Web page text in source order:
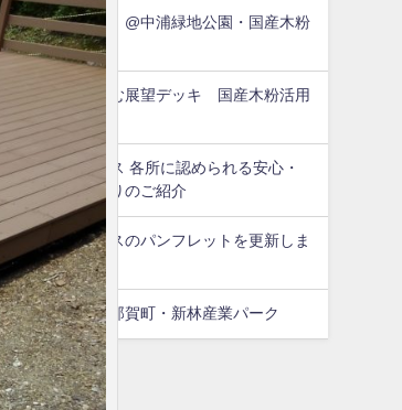
公園ベンチ修繕 @中浦緑地公園・国産木粉
活用WPC
長安口ダムを望む展望デッキ 国産木粉活用
WPC
那賀ウッドプラス 各所に認められる安心・
安全なモノづくりのご紹介
那賀ウッドプラスのパンフレットを更新しま
した！
ガードパイプ＠那賀町・新林産業パーク